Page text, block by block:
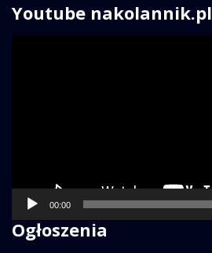
Youtube nakolannik.pl
00:00
Ogłoszenia